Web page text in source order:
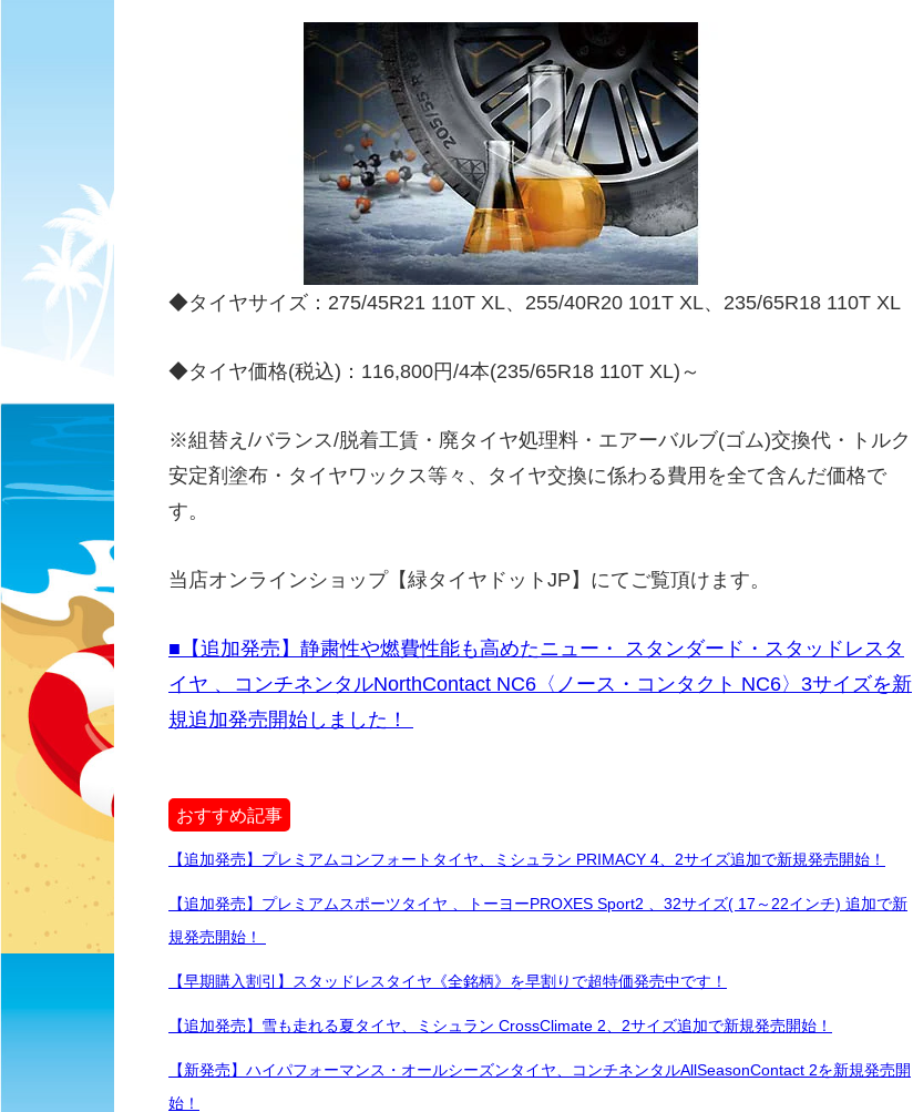
◆タイヤサイズ：275/45R21 110T XL、255/40R20 101T XL、235/65R18 110T XL
◆タイヤ価格(税込)：116,800円/4本(235/65R18 110T XL)～
※組替え/バランス/脱着工賃・廃タイヤ処理料・エアーバルブ(ゴム)交換代・トルク
安定剤塗布・タイヤワックス等々、タイヤ交換に係わる費用を全て含んだ価格で
す。
当店オンラインショップ【緑タイヤドットJP】にてご覧頂けます。
■【追加発売】静粛性や燃費性能も高めたニュー・ スタンダード・スタッドレスタ
イヤ 、コンチネンタルNorthContact NC6〈ノース・コンタクト NC6〉3サイズを新
規追加発売開始しました！
おすすめ記事
【追加発売】プレミアムコンフォートタイヤ、ミシュラン PRIMACY 4、2サイズ追加で新規発売開始！
【追加発売】プレミアムスポーツタイヤ 、トーヨーPROXES Sport2 、32サイズ( 17～22インチ) 追加で新
規発売開始！
【早期購入割引】スタッドレスタイヤ《全銘柄》を早割りで超特価発売中です！
【追加発売】雪も走れる夏タイヤ、ミシュラン CrossClimate 2、2サイズ追加で新規発売開始！
【新発売】ハイパフォーマンス・オールシーズンタイヤ、コンチネンタルAllSeasonContact 2を新規発売開
始！